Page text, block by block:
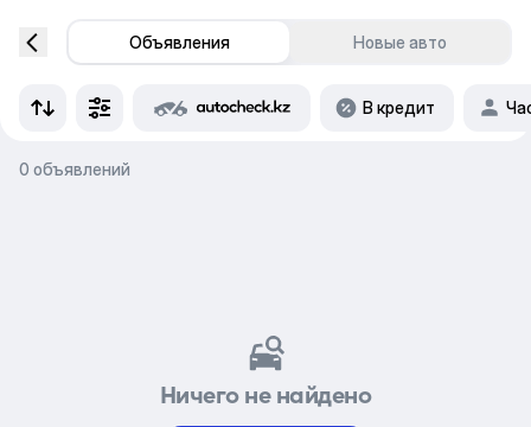
Объявления Новые авто
В кредит
0 объявлений
Ничего не найдено